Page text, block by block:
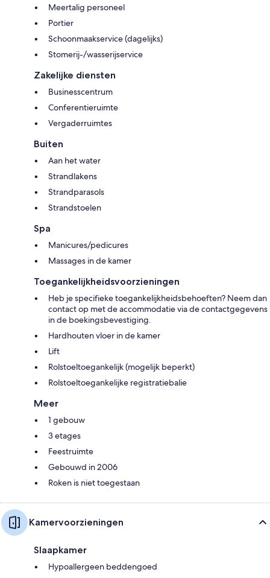
Meertalig personeel
Portier
Schoonmaakservice (dagelijks)
Stomerij-/wasserijservice
Zakelijke diensten
Businesscentrum
Conferentieruimte
Vergaderruimtes
Buiten
Aan het water
Strandlakens
Strandparasols
Strandstoelen
Spa
Manicures/pedicures
Massages in de kamer
Toegankelijkheidsvoorzieningen
Heb je specifieke toegankelijkheidsbehoeften? Neem dan
contact op met de accommodatie via de contactgegevens
in de boekingsbevestiging.
Hardhouten vloer in de kamer
Lift
Rolstoeltoegankelijk (mogelijk beperkt)
Rolstoeltoegankelijke registratiebalie
Meer
1 gebouw
3 etages
Feestruimte
Gebouwd in 2006
Roken is niet toegestaan
Kamervoorzieningen
Slaapkamer
Hypoallergeen beddengoed